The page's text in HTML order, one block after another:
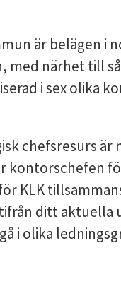
är belägen i
med närhet till
i sex olika
chefsresurs
kontorschefen
KLK
ditt
i olika